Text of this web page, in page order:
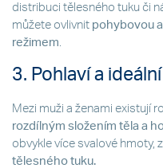
distribuci tělesného tuku či
můžete ovlivnit pohybovou
režimem
3. Pohlaví a
Mezi muži a ženami existují
rozdílným složením těla a
obvykle více svalové hmoty,
tělesného tuku.